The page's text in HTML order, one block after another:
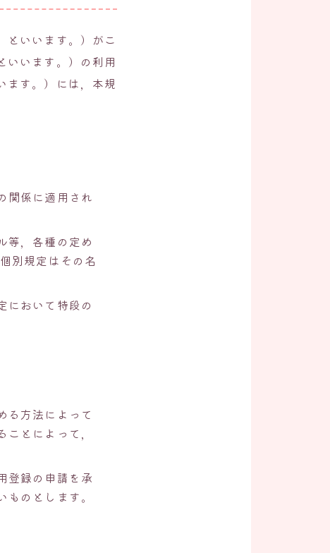
といいます。）がこ
いいます。）の利用
ます。）には，本規
関係に適用され
等，各種の定め
別規定はその名
において特段の
る方法によって
とによって，
登録の申請を承
のとします。